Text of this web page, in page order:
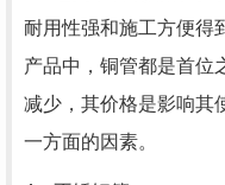
耐用性强和施工方便得
产品中，铜管都是首位
减少，其价格是影响其
一方面的因素。